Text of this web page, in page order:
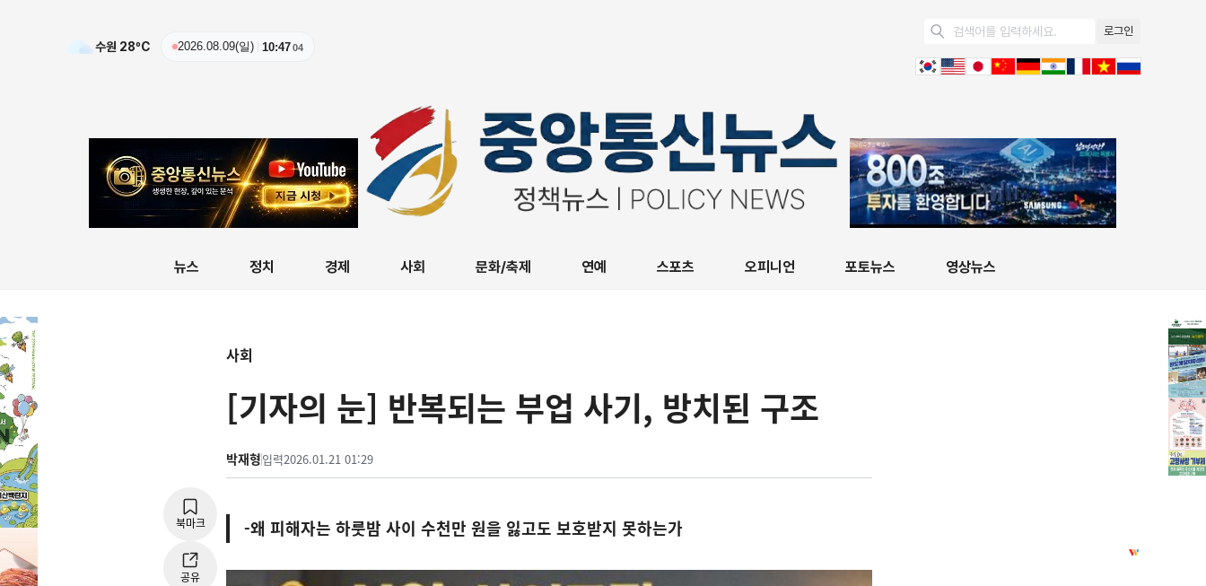
수원 28ºC 2026.08.09(일) 10:4705
로그인
뉴스 정치 경제 사회 문화/축제 연예 스포츠 오피니언 포토뉴스 영상뉴스
사회
[기자의 눈] 반복되는 부업 사기, 방치된 구조
박재형입력2026.01.21 01:29
북마크
공유
-왜 피해자는 하룻밤 사이 수천만 원을 잃고도 보호받지 못하는가